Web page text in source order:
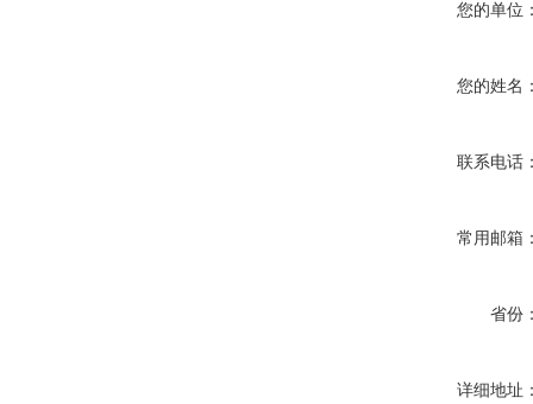
您的单位
您的姓名
联系电话
常用邮箱
省份
详细地址